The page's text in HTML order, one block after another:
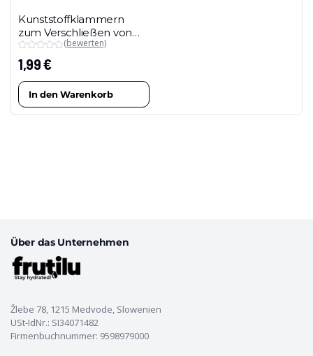
der
Produktseite
werden
Kunststoffklammern
zum Verschließen von
Beuteln – 5 Stück
(bewerten)
1,99€
In den Warenkorb
Über das Unternehmen
Žlebe 78, 1215 Medvode, Slowenien
USt-IdNr.: SI34071482
Firmenbuchnummer: 9598979000